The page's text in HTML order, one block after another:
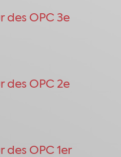
des OPC 3e
des OPC 2e
des OPC 1er